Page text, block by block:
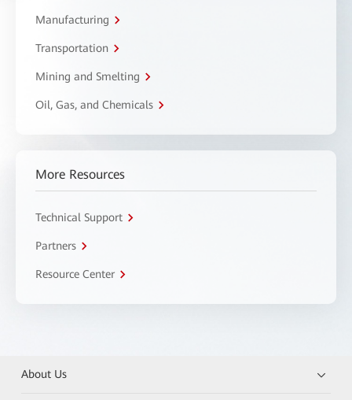
Manufacturing
Transportation
Mining and Smelting
Oil, Gas, and Chemicals
More Resources
Technical Support
Partners
Resource Center
About Us